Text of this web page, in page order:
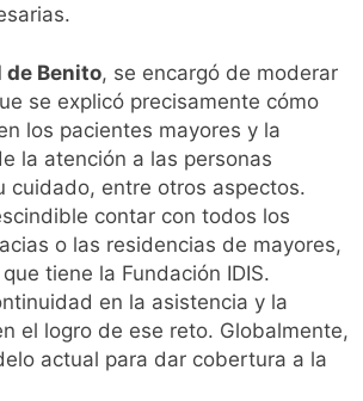
de Benito, se encargó de moderar
se explicó precisamente cómo
los pacientes mayores y la
la atención a las personas
cuidado, entre otros aspectos.
contar con todos los
o las residencias de mayores,
tiene la Fundación IDIS.
en la asistencia y la
el logro de ese reto. Globalmente,
actual para dar cobertura a la